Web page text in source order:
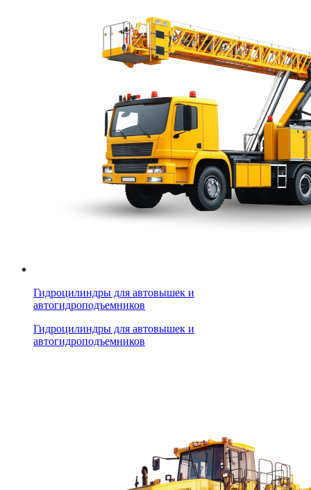
Гидроцилиндры для автовышек и
автогидроподъемников
Гидроцилиндры для автовышек и
автогидроподъемников